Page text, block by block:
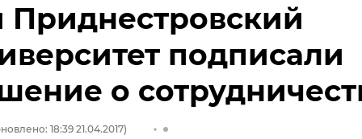
подписали
о
18:39 21.04.2017)